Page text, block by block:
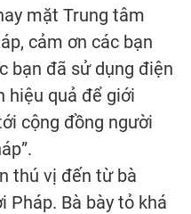
mặt Trung tâm
cảm ơn các bạn
bạn đã sử dụng điện
hiệu quả để giới
cộng đồng người
thú vị đến từ bà
Pháp. Bà bày tỏ khá